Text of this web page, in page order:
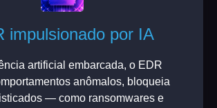
impulsionado por IA
artificial embarcada, o EDR
anômalos, bloqueia
— como ransomwares e